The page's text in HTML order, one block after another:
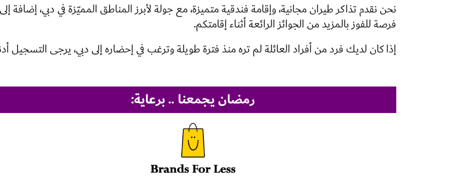
نحن نقدم تذاكر طيران مجانية، وإقامة فندقية متميزة، مع جولة لأبرز المناطق المميّزة في دبي، إضافة إلى
فرصة للفوز بالمزيد من الجوائز الرائعة أثناء إقامتكم.
إذا كان لديك فرد من أفراد العائلة لم تره منذ فترة طويلة وترغب في إحضاره إلى دبي، يرجى التسجيل
رمضان يجمعنا .. برعاية: